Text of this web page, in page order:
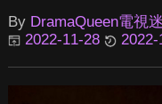
By DramaQueen電視迷
2022-11-28
2022-